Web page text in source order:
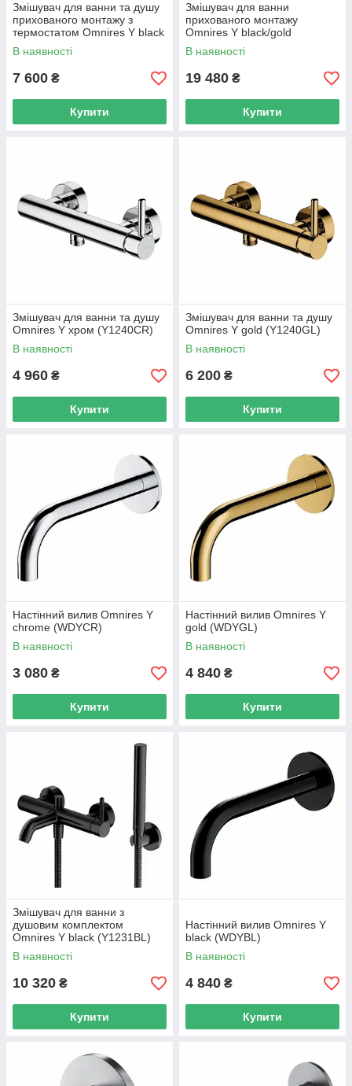
Змішувач для ванни та душу
прихованого монтажу з
термостатом Omnires Y black
(Y1236ROBL)
В наявності
7 600 ₴
Купити
Змішувач для ванни
прихованого монтажу
Omnires Y black/gold
(SYSYW01BLGL)
В наявності
19 480 ₴
Купити
Змішувач для ванни та душу
Omnires Y хром (Y1240CR)
В наявності
4 960 ₴
Купити
Змішувач для ванни та душу
Omnires Y gold (Y1240GL)
В наявності
6 200 ₴
Купити
Настінний вилив Omnires Y
chrome (WDYCR)
В наявності
3 080 ₴
Купити
Настінний вилив Omnires Y
gold (WDYGL)
В наявності
4 840 ₴
Купити
Змішувач для ванни з
душовим комплектом
Omnires Y black (Y1231BL)
В наявності
10 320 ₴
Купити
Настінний вилив Omnires Y
black (WDYBL)
В наявності
4 840 ₴
Купити